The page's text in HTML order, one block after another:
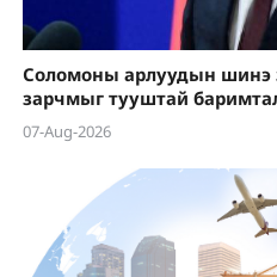
Соломоны арлуудын шинэ
зарчмыг тууштай
07-Aug-2026